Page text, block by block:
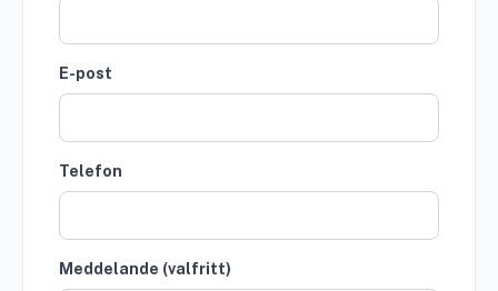
E-post
Telefon
Meddelande (valfritt)